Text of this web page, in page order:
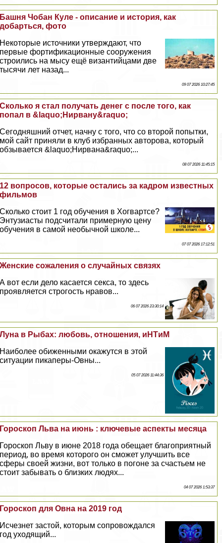
Башня Чобан Куле - описание и история, как
добарться, фото
Некоторые источники утверждают, что
первые фортификационные сооружения
строились на мысу ещё византийцами две
тысячи лет назад...
09 07 2026 10:27:45
Сколько я стал получать денег с после того, как
попал в &laquo;Нирвану&raquo;
Сегодняшний отчет, начну с того, что со второй попытки,
мой сайт приняли в клуб избранных авторова, который
обзывается &laquo;Нирвана&raquo;...
08 07 2026 11:45:15
12 вопросов, которые остались за кадром известных
фильмов
Сколько стоит 1 год обучения в Хогвартсе?
Энтузиасты подсчитали примерную цену
обучения в самой необычной школе...
07 07 2026 17:12:51
Женские сожаления о случайных связях
А вот если дело касается ceкcа, то здесь
проявляется строгость нравов...
06 07 2026 23:30:14
Луна в Рыбах: любовь, отношения, иHTиM
Наиболее обиженными окажутся в этой
ситуации пикаперы-Овны...
05 07 2026 11:44:36
Гороскоп Льва на июнь : ключевые аспекты месяца
Гороскоп Льву в июне 2018 года обещает благоприятный
период, во время которого он сможет улучшить все
сферы своей жизни, вот только в погоне за счастьем не
стоит забывать о близких людях...
04 07 2026 1:53:37
Гороскоп для Овна на 2019 год
Исчезнет застой, которым сопровождался
год уходящий...